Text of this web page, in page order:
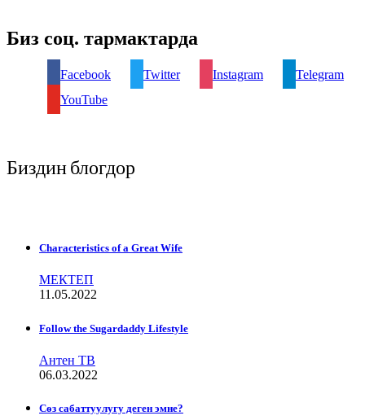
Биз соц. тармактарда
Facebook Twitter Instagram
Telegram
YouTube
Биздин блогдор
Characteristics of a Great Wife
МЕКТЕП
11.05.2022
Follow the Sugardaddy Lifestyle
Антен ТВ
06.03.2022
Сѳз сабаттуулугу деген эмне?